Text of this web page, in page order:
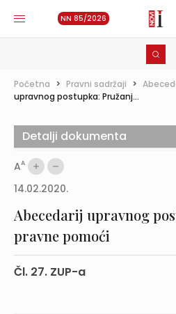
NN 85/2026
Početna > Pravni sadržaji >
upravnog postupka: Pružanj...
AA
14.02.2020.
Abecedarij upravnog
pravne pomoći
Čl. 27. ZUP-a
Detalji dokumenta